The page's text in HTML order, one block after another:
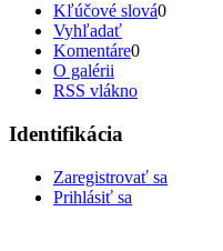
Kľúčové slová0
Vyhľadať
Komentáre0
O galérii
RSS vlákno
Identifikácia
Zaregistrovať sa
Prihlásiť sa